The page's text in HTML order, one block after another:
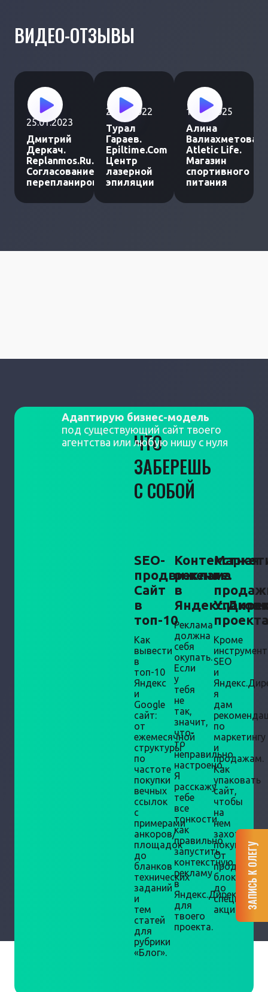
ВИДЕО-ОТЗЫВЫ
25.01.2023
Дмитрий
Деркач.
Replanmos.Ru.
Согласование
перепланировки
25.12.2022
Турал
Гараев.
Epiltime.Com
Центр
лазерной
эпиляции
19.02.2025
Алина
Валиахметова.
Atletic Life.
Магазин
спортивного
питания
ЧТО
ЗАБЕРЕШЬ
С СОБОЙ
SEO-
продвижение.
Сайт
в
топ-10
Как
вывести
в
топ-10
Яндекс
и
Google
сайт:
от
ежемесячной
структуры
по
частоте
покупки
вечных
ссылок
с
примерами
анкоров/
площадок
до
бланков
технических
заданий
и
тем
статей
для
рубрики
«Блог».
Контекстная
реклама
в
Реклама
должна
себя
окупать.
Если
у
тебя
не
так,
значит,
что-
то
неправильно
настроено.
Я
расскажу
тебе
все
тонкости,
как
правильно
запустить
контекстную
рекламу
в
Яндекс.Директ
для
твоего
проекта.
+
Кроме
SEO
и
я
дам
по
маркетингу
и
продажам.
Как
упаковать
сайт,
чтобы
на
нем
захотели
покупать.
От
блоков
до
акций.
Адаптирую бизнес-модель
под существующий сайт твоего
агентства или любую нишу с нуля
ЗАПИСЬ К ОЛЕГУ